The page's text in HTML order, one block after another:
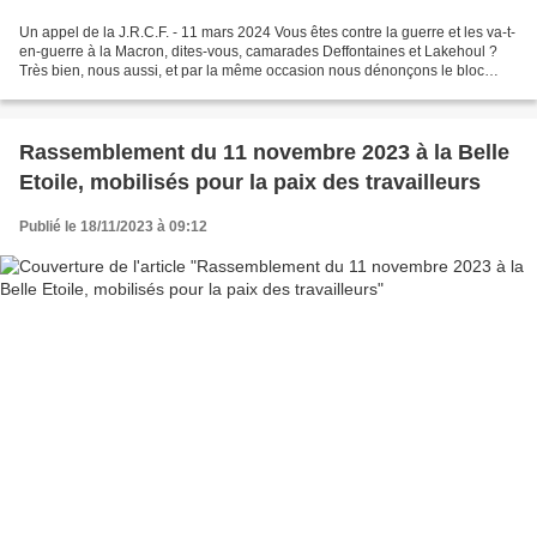
Un appel de la J.R.C.F. - 11 mars 2024 Vous êtes contre la guerre et les va-t-
en-guerre à la Macron, dites-vous, camarades Deffontaines et Lakehoul ?
Très bien, nous aussi, et par la même occasion nous dénonçons le bloc
Rassemblement du 11 novembre 2023 à la Belle
Etoile, mobilisés pour la paix des travailleurs
Publié le 18/11/2023 à 09:12